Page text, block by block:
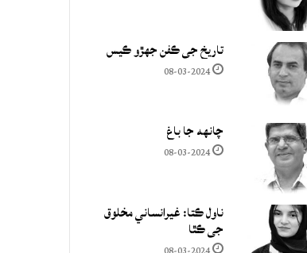
تاريخ جي ڪفن جھڙو ڪيس
08-03-2024
چانهه جا باغ
08-03-2024
ناول ڪتا: غيرانساني مخلوق
جي ڪٿا